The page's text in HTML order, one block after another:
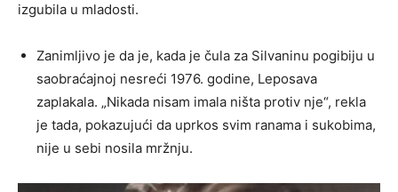
izgubila u mladosti.
Zanimljivo je da je, kada je čula za Silvaninu pogibiju u
saobraćajnoj nesreći 1976. godine, Leposava
zaplakala. „Nikada nisam imala ništa protiv nje“, rekla
je tada, pokazujući da uprkos svim ranama i sukobima,
nije u sebi nosila mržnju.